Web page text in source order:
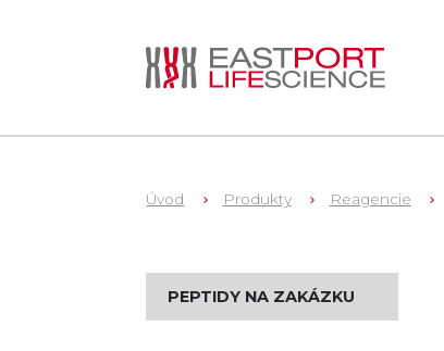
Úvod Produkty Reagencie
PEPTIDY NA ZAKÁZKU